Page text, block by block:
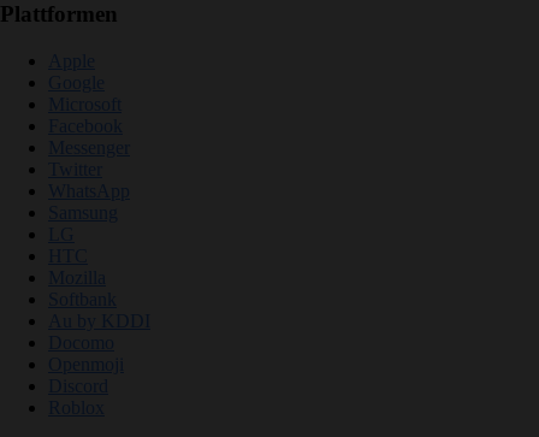
Plattformen
Apple
Google
Microsoft
Facebook
Messenger
Twitter
WhatsApp
Samsung
LG
HTC
Mozilla
Softbank
Au by KDDI
Docomo
Openmoji
Discord
Roblox